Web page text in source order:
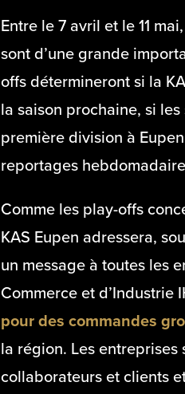
Entre le 7 avril et le 11
sont d’une grande
offs détermineront si la
la saison prochaine, si
première division à
reportages
Comme les play-offs
KAS Eupen adressera,
un message à toutes les
Commerce et d’Industrie
pour des commandes
la région. Les
collaborateurs et clients